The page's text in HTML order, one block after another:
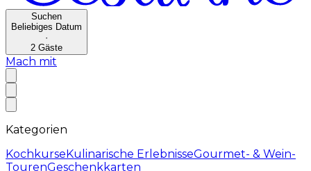
Suchen
Beliebiges Datum
·
2 Gäste
Mach mit
Kategorien
KochkurseKulinarische ErlebnisseGourmet- & Wein-
TourenGeschenkkarten